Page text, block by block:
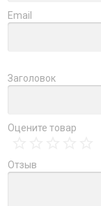
Email
Заголовок
Оцените товар
Отзыв